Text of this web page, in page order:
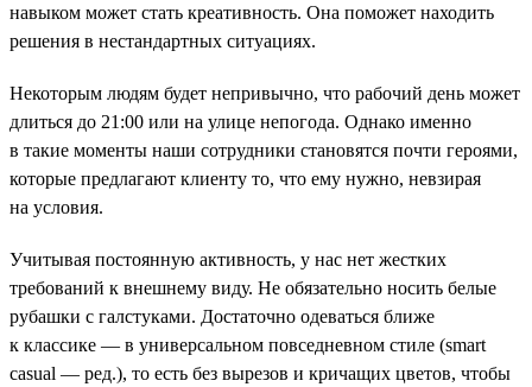
навыком может стать креативность. Она поможет находить
решения в нестандартных ситуациях.
Некоторым людям будет непривычно, что рабочий день может
длиться до 21:00 или на улице непогода. Однако именно
в такие моменты наши сотрудники становятся почти героями,
которые предлагают клиенту то, что ему нужно, невзирая
на условия.
Учитывая постоянную активность, у нас нет жестких
требований к внешнему виду. Не обязательно носить белые
рубашки с галстуками. Достаточно одеваться ближе
к классике — в универсальном повседневном стиле (smart
casual — ред.), то есть без вырезов и кричащих цветов, чтобы